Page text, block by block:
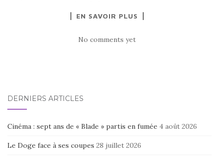
EN SAVOIR PLUS
No comments yet
DERNIERS ARTICLES
Cinéma : sept ans de « Blade » partis en fumée 4 août 2026
Le Doge face à ses coupes 28 juillet 2026